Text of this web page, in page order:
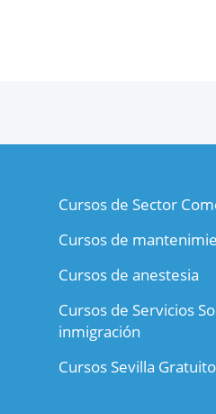
Cursos de Sector
Cursos de
Cursos de anestesia
Cursos de Servicios
inmigración
Cursos Sevilla